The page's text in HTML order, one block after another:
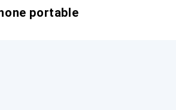
portable